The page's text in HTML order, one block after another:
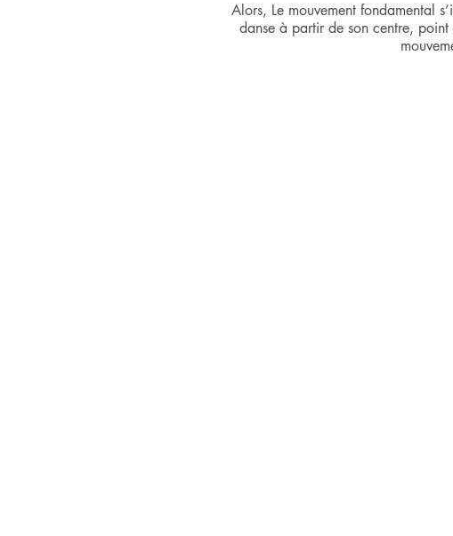
Alors, Le mouvement fondamental
danse à partir de son centre,